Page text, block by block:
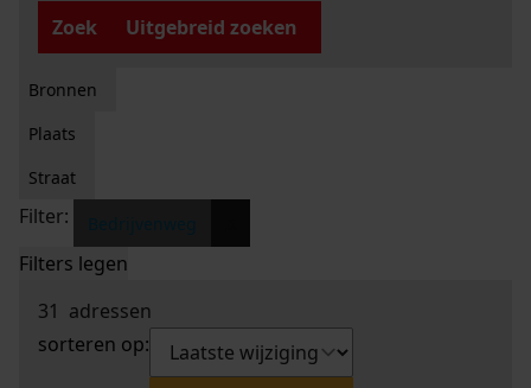
Zoek
Uitgebreid zoeken
Bronnen
Plaats
Straat
Filter:
Filters legen
31 adressen
sorteren op: